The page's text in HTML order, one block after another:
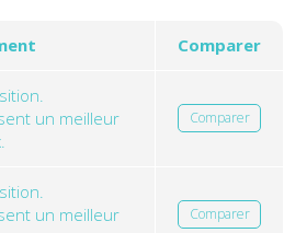
Comparer
un meilleur
Comparer
un meilleur
Comparer